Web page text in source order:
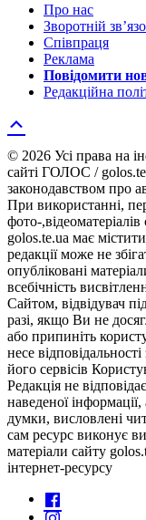
Про нас
Зворотній
Співпраця
Реклама
Повідомити
Редакційна
© 2026 Усі права на
сайті ГОЛОС /
законодавством про
При використанні,
фото-
golos.te.ua має
редакції може не
опубліковані
всебічність
Сайтом, відвідувач
разі, якщо Ви не
або припиніть
несе
його сервісів
Редакція не
наведеної
думки, висловлені
сам ресурс виконує
матеріали сайту
інтернет-ресурсу